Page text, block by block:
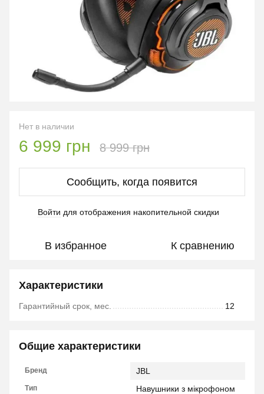
Нет в наличии
6 999 грн 8 999 грн
Сообщить, когда появится
Войти для отображения накопительной скидки
В избранное К сравнению
Характеристики
Гарантийный срок, мес. 12
Общие характеристики
Бренд JBL
Тип Навушники з мікрофоном